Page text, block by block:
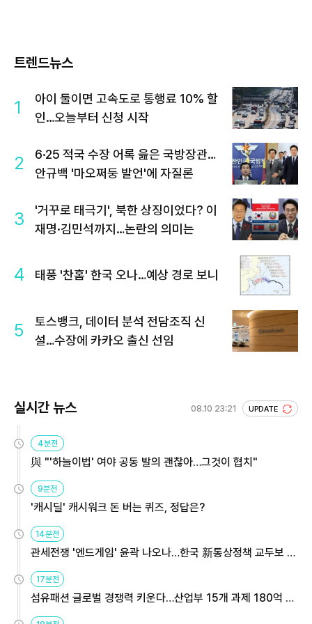
트렌드뉴스
1
아이 둘이면 고속도로 통행료 10% 할
인…오늘부터 신청 시작
2
6·25 적국 수장 어록 읊은 국방장관…
안규백 '마오쩌둥 발언'에 자질론
3
'거꾸로 태극기', 북한 상징이었다? 이
재명·김민석까지…논란의 의미는
4 태풍 '찬홈' 한국 오나…예상 경로 보니
5
토스뱅크, 데이터 분석 전담조직 신
설…수장에 카카오 출신 선임
실시간 뉴스 08.10 23:21 UPDATE
4분전
與 "'하늘이법' 여야 공동 발의 괜찮아…그것이 협치"
9분전
'캐시딜' 캐시워크 돈 버는 퀴즈, 정답은?
14분전
관세전쟁 '엔드게임' 윤곽 나오나…한국 新통상정책 교두보 활
17분전
섬유패션 글로벌 경쟁력 키운다…산업부 15개 과제 180억 지